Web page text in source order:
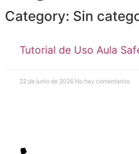
Category: Sin
Tutorial de Uso Aula
22 de junio de 2026 No hay comentarios